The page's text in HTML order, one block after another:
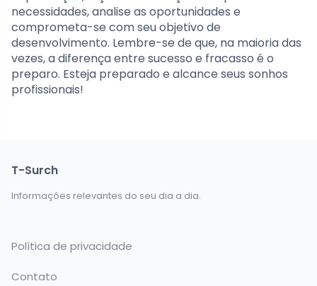
necessidades, analise as oportunidades e
comprometa-se com seu objetivo de
desenvolvimento. Lembre-se de que, na maioria das
vezes, a diferença entre sucesso e fracasso é o
preparo. Esteja preparado e alcance seus sonhos
profissionais!
T-Surch
Informações relevantes do seu dia a dia.
Política de privacidade
Contato